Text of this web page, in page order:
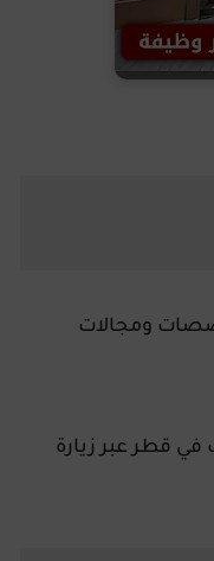
ومجالات
في قطر عبر زيارة